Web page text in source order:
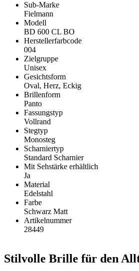
Sub-Marke
Fielmann
Modell
BD 600 CL BO
Herstellerfarbcode
004
Zielgruppe
Unisex
Gesichtsform
Oval, Herz, Eckig
Brillenform
Panto
Fassungstyp
Vollrand
Stegtyp
Monosteg
Scharniertyp
Standard Scharnier
Mit Sehstärke erhältlich
Ja
Material
Edelstahl
Farbe
Schwarz Matt
Artikelnummer
28449
Stilvolle Brille für den